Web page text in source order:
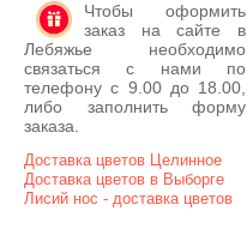
Чтобы оформить
заказ на сайте в
Лебяжье необходимо
связаться с нами по
телефону с 9.00 до 18.00,
либо заполнить форму
заказа.
Доставка цветов Целинное
Доставка цветов в Выборге
Лисий нос - доставка цветов